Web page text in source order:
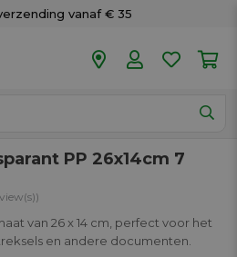
vanaf € 35
50 winkels
PP 26x14cm 7
van 26 x 14 cm, perfect voor het
en andere documenten.